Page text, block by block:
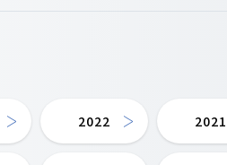
2022 2021